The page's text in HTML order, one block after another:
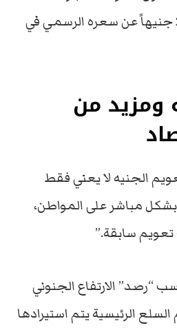
جنيهاً بفارق حوالي 20 جنيهاً عن سعره الرسمي في
ومزيد من
الجنيه لا يعني فقط
مباشر على المواطن،
سابقة.”
“رصد” الارتفاع الجنوني
الرئيسية يتم استيرادها